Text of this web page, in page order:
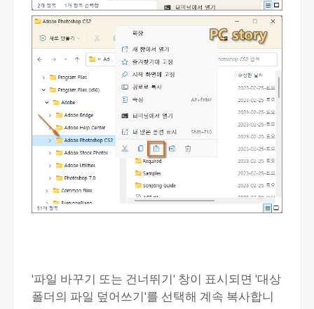
'파일 바꾸기 또는 건너뛰기' 창이 표시되면 '대상
폴더의 파일 덮어쓰기'를 선택해 계속 복사합니